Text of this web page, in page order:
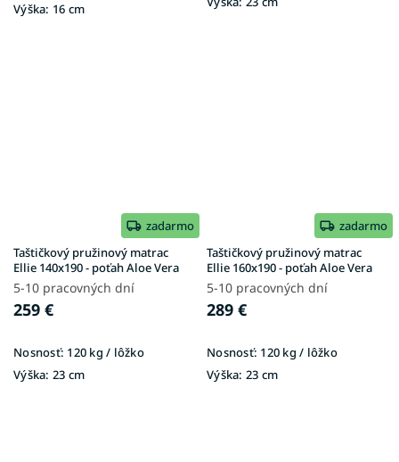
Výška: 16 cm
zadarmo
Taštičkový pružinový matrac
Ellie 140x190 - poťah Aloe Vera
5-10 pracovných dní
259 €
Nosnosť: 120 kg / lôžko
Výška: 23 cm
zadarmo
Taštičkový pružinový matrac
Ellie 160x190 - poťah Aloe Vera
5-10 pracovných dní
289 €
Nosnosť: 120 kg / lôžko
Výška: 23 cm